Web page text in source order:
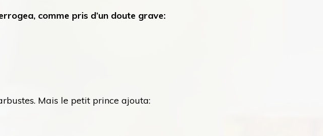
comme pris d’un doute grave:
Mais le petit prince ajouta: